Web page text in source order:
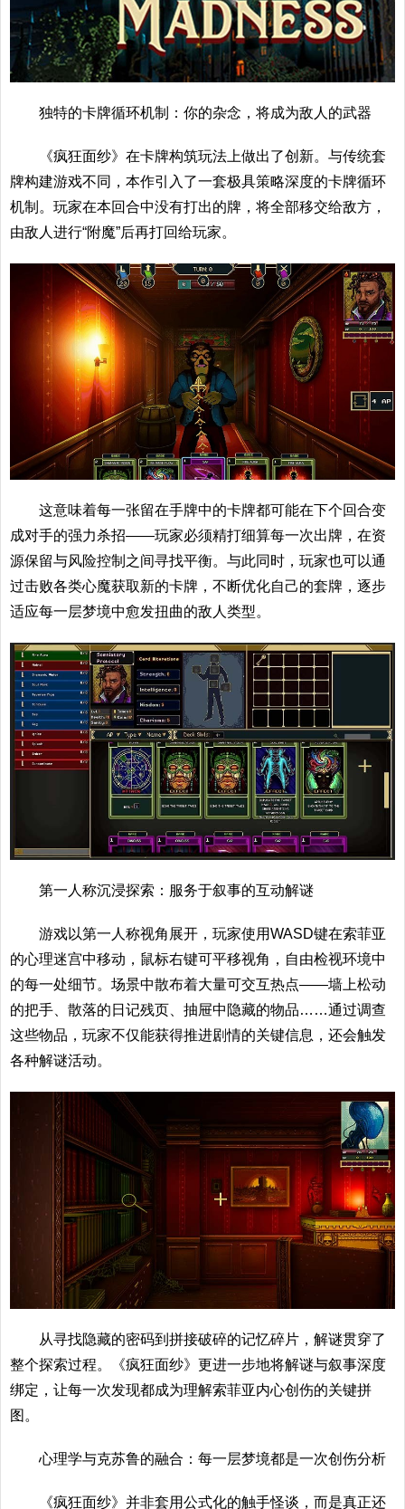
独特的卡牌循环机制：你的杂念，将成为敌人的武器
《疯狂面纱》在卡牌构筑玩法上做出了创新。与传统套
牌构建游戏不同，本作引入了一套极具策略深度的卡牌循环
机制。玩家在本回合中没有打出的牌，将全部移交给敌方，
由敌人进行“附魔”后再打回给玩家。
这意味着每一张留在手牌中的卡牌都可能在下个回合变
成对手的强力杀招——玩家必须精打细算每一次出牌，在资
源保留与风险控制之间寻找平衡。与此同时，玩家也可以通
过击败各类心魔获取新的卡牌，不断优化自己的套牌，逐步
适应每一层梦境中愈发扭曲的敌人类型。
第一人称沉浸探索：服务于叙事的互动解谜
游戏以第一人称视角展开，玩家使用WASD键在索菲亚
的心理迷宫中移动，鼠标右键可平移视角，自由检视环境中
的每一处细节。场景中散布着大量可交互热点——墙上松动
的把手、散落的日记残页、抽屉中隐藏的物品……通过调查
这些物品，玩家不仅能获得推进剧情的关键信息，还会触发
各种解谜活动。
从寻找隐藏的密码到拼接破碎的记忆碎片，解谜贯穿了
整个探索过程。《疯狂面纱》更进一步地将解谜与叙事深度
绑定，让每一次发现都成为理解索菲亚内心创伤的关键拼
图。
心理学与克苏鲁的融合：每一层梦境都是一次创伤分析
《疯狂面纱》并非套用公式化的触手怪谈，而是真正还